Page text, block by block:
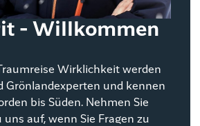
- Willkommen
Wirklichkeit werden
Grönlandexperten und kennen
bis Süden. Nehmen Sie
auf, wenn Sie Fragen zu